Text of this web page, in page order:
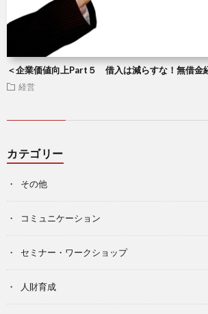
＜企業価値向上Part５ 借入は減らすな！無借金
経営
カテゴリー
その他
コミュニケーション
セミナー・ワークショップ
人財育成